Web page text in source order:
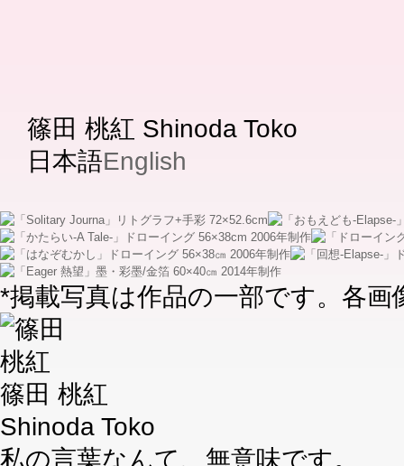
篠田 桃紅 Shinoda Toko
日本語English
*掲載写真は作品の一部です。各
篠田 桃紅
Shinoda Toko
私の言葉なんて、無意味です。